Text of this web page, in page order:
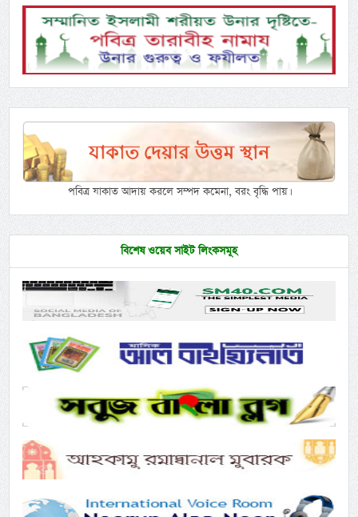
পবিত্র যাকাত আদায় করলে সম্পদ কমেনা, বরং বৃদ্ধি পায়।
বিশেষ ওয়েব সাইট লিংকসমূহ